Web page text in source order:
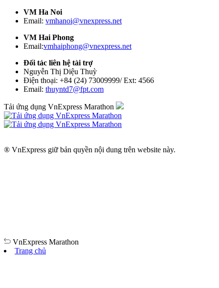
VM Ha Noi
Email: vmhanoi@vnexpress.net
VM Hai Phong
Email:vmhaiphong@vnexpress.net
Đối tác liên hệ tài trợ
Nguyễn Thị Diệu Thuỳ
Điện thoại: +84 (24) 73009999/ Ext: 4566
Email: thuyntd7@fpt.com
Tải ứng dụng VnExpress Marathon
® VnExpress giữ bản quyền nội dung trên website này.
VnExpress Marathon
Trang chủ